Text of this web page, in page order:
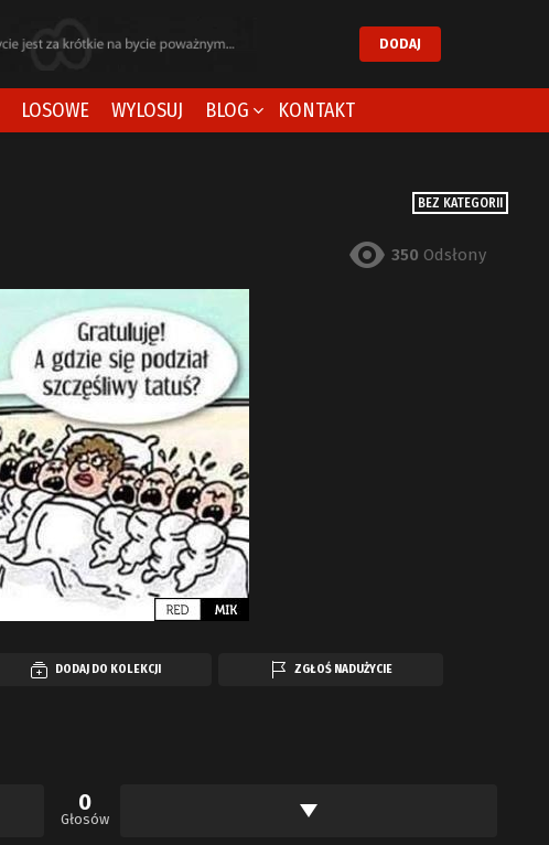
DODAJ
LOSOWE WYLOSUJ BLOG KONTAKT
BEZ KATEGORII
350 Odsłony
DODAJ DO KOLEKCJI ZGŁOŚ NADUŻYCIE
0
Głosów